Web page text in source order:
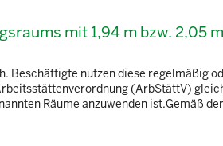
mit 1,94 m bzw. 2,05
Beschäftigte nutzen diese regelmäßig
(ArbStättV)
Räume anzuwenden ist.Gemäß